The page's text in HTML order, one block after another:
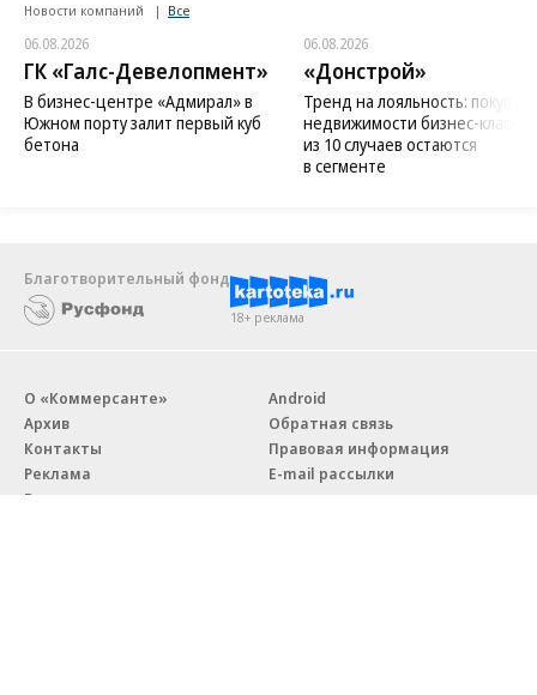
Новости компаний Все
06.08.2026
ГК «Галс-Девелопмент»
В бизнес-центре «Адмирал» в
Южном порту залит первый куб
бетона
06.08.2026
«Донстрой»
Тренд на лояльность:
недвижимости бизнес-класса
из 10 случаев остаются
в сегменте
Благотворительный фонд
18+ реклама
О «Коммерсанте»
Архив
Контакты
Реклама
Вакансии
Android
Обратная связь
Правовая информация
E-mail рассылки